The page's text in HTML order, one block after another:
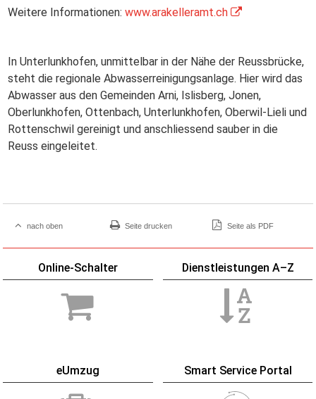
Weitere Informationen:www.arakelleramt.ch
In Unterlunkhofen, unmittelbar in der Nähe der Reussbrücke,
steht die regionale Abwasserreinigungsanlage. Hier wird das
Abwasser aus den Gemeinden Arni, Islisberg, Jonen,
Oberlunkhofen, Ottenbach, Unterlunkhofen, Oberwil-Lieli und
Rottenschwil gereinigt und anschliessend sauber in die
Reuss eingeleitet.
nach oben Seite drucken Seite als PDF
Online-Schalter Dienstleistungen A–Z
eUmzug Smart Service Portal